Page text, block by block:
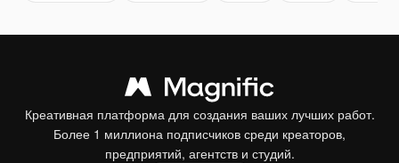
Креативная платформа для создания ваших лучших работ.
Более 1 миллиона подписчиков среди креаторов,
предприятий, агентств и студий.